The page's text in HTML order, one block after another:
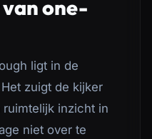
one-
ligt in de
zuigt de kijker
inzicht in
niet over te